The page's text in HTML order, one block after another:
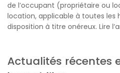
de l’occupant (propriétaire ou
location, applicable à toutes les
disposition à titre onéreux. Lire
Actualités récentes